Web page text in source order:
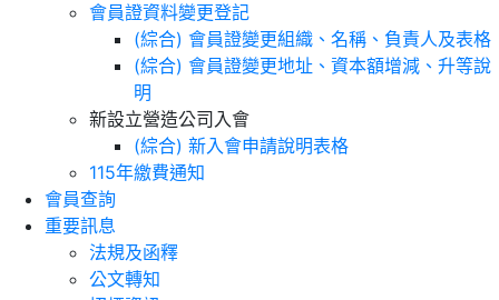
會員證資料變更登記
(綜合) 會員證變更組織、名稱、負責人及表格
(綜合) 會員證變更地址、資本額增減、升等說
明
新設立營造公司入會
(綜合) 新入會申請說明表格
115年繳費通知
會員查詢
重要訊息
法規及函釋
公文轉知